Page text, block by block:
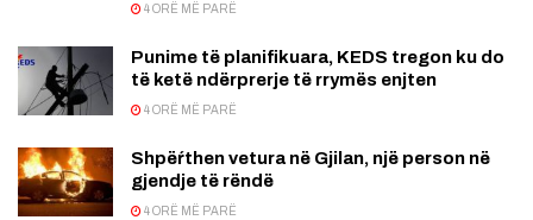
4 ORË MË PARË
Punime të planifikuara, KEDS tregon ku do
të ketë ndërprerje të rrymës enjten
4 ORË MË PARË
Shpëŕthen vetura në Gjilan, një person në
gjendje të rëndë
4 ORË MË PARË